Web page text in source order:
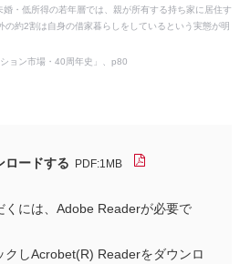
・低所得の若年層では、親が所有する持ち家に居住す
の約2割は自身の借家暮らしをしているという実態が明
ョン市場・40周年史」、p80
ロードする PDF:1MB
くには、Adobe Readerが必要で
クしAcrobet(R) Readerをダウンロ